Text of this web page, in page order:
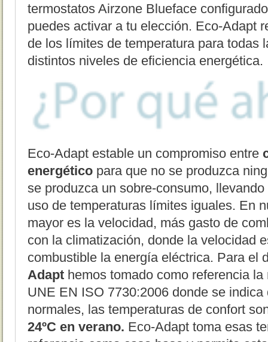
termostatos Airzone Blueface
puedes activar a tu elección. Eco-Adapt
de los límites de temperatura para todas
distintos niveles de eficiencia energética.
Eco-Adapt estable un compromiso entre
energético para que no se produzca
se produzca un sobre-consumo,
uso de temperaturas límites iguales. En
mayor es la velocidad, más gasto de
con la climatización, donde la velocidad
combustible la energía eléctrica. Para el
Adapt hemos tomado como referencia
UNE EN ISO 7730:2006 donde se
normales, las temperaturas de confort
24ºC en verano. Eco-Adapt toma esas